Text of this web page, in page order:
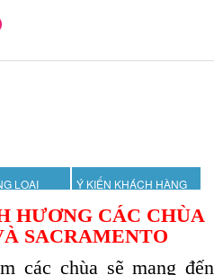
LOẠI Ý KIẾN KHÁCH HÀNG
HƯƠNG CÁC CHÙA
SACRAMENTO
các chùa sẽ mang đến